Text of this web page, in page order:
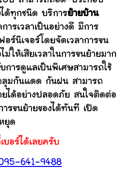
ด้ทุกชนิด บริการย้ายบ้าน
ารเวลาเป็นอย่างดี มีการ
อร์นิเจอร์โดยจัดเวลาการขน
ม่ให้เสียเวลาในการขนย้ายมาก
การดูแลเป็นพิเศษสามารถใช้
ลุมกันแดด กันฝน สามารถ
ยได้อย่างปลอดภัย สนใจติดต่อ
รขนย้ายของได้ทันที เปิด
ยุด
บอร์ได้เลยครับ
641-9488